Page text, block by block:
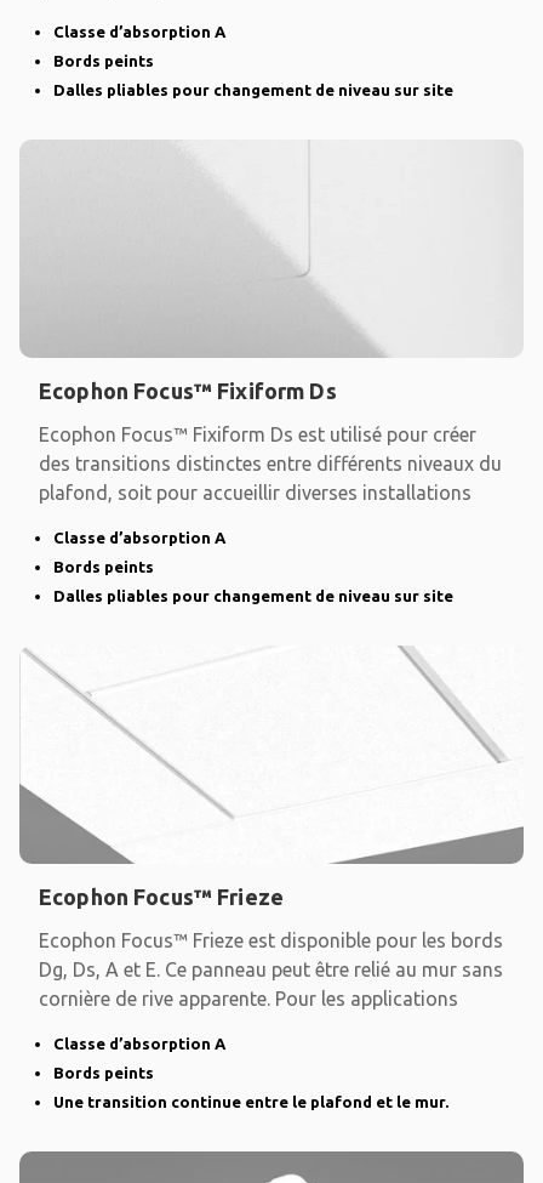
Classe d’absorption A
Bords peints
Dalles pliables pour changement de niveau sur site
Ecophon Focus™ Fixiform Ds
Ecophon Focus™ Fixiform Ds est utilisé pour créer
des transitions distinctes entre différents niveaux du
plafond, soit pour accueillir diverses installations
Classe d’absorption A
Bords peints
Dalles pliables pour changement de niveau sur site
Ecophon Focus™ Frieze
Ecophon Focus™ Frieze est disponible pour les bords
Dg, Ds, A et E. Ce panneau peut être relié au mur sans
cornière de rive apparente. Pour les applications
Classe d’absorption A
Bords peints
Une transition continue entre le plafond et le mur.